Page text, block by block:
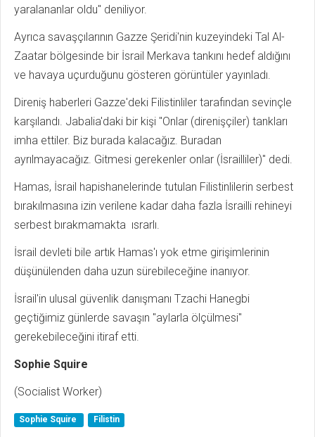
yaralananlar oldu" deniliyor.
Ayrıca savaşçılarının Gazze Şeridi'nin kuzeyindeki Tal Al-
Zaatar bölgesinde bir İsrail Merkava tankını hedef aldığını
ve havaya uçurduğunu gösteren görüntüler yayınladı.
Direniş haberleri Gazze'deki Filistinliler tarafından sevinçle
karşılandı. Jabalia'daki bir kişi "Onlar (direnişçiler) tankları
imha ettiler. Biz burada kalacağız. Buradan
ayrılmayacağız. Gitmesi gerekenler onlar (İsrailliler)" dedi.
Hamas, İsrail hapishanelerinde tutulan Filistinlilerin serbest
bırakılmasına izin verilene kadar daha fazla İsrailli rehineyi
serbest bırakmamakta ısrarlı.
İsrail devleti bile artık Hamas'ı yok etme girişimlerinin
düşünülenden daha uzun sürebileceğine inanıyor.
İsrail'in ulusal güvenlik danışmanı Tzachi Hanegbi
geçtiğimiz günlerde savaşın "aylarla ölçülmesi"
gerekebileceğini itiraf etti.
Sophie Squire
(Socialist Worker)
Sophie Squire Filistin